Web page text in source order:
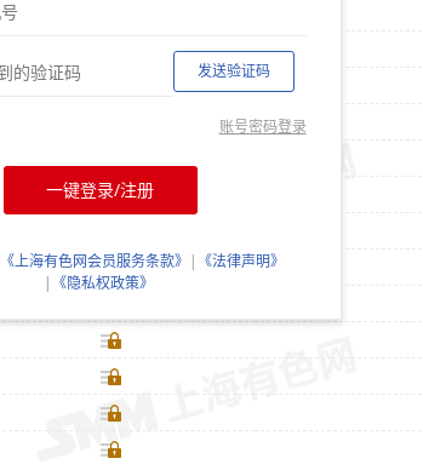
发送验证码
账号密码登录
一键登录/注册
《上海有色网会员服务条款》 | 《法律声明》
| 《隐私权政策》